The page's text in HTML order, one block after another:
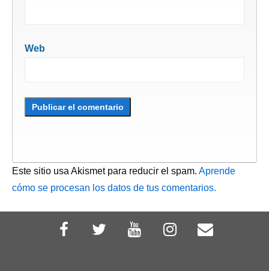
Web
Este sitio usa Akismet para reducir el spam. Aprende
cómo se procesan los datos de tus comentarios.